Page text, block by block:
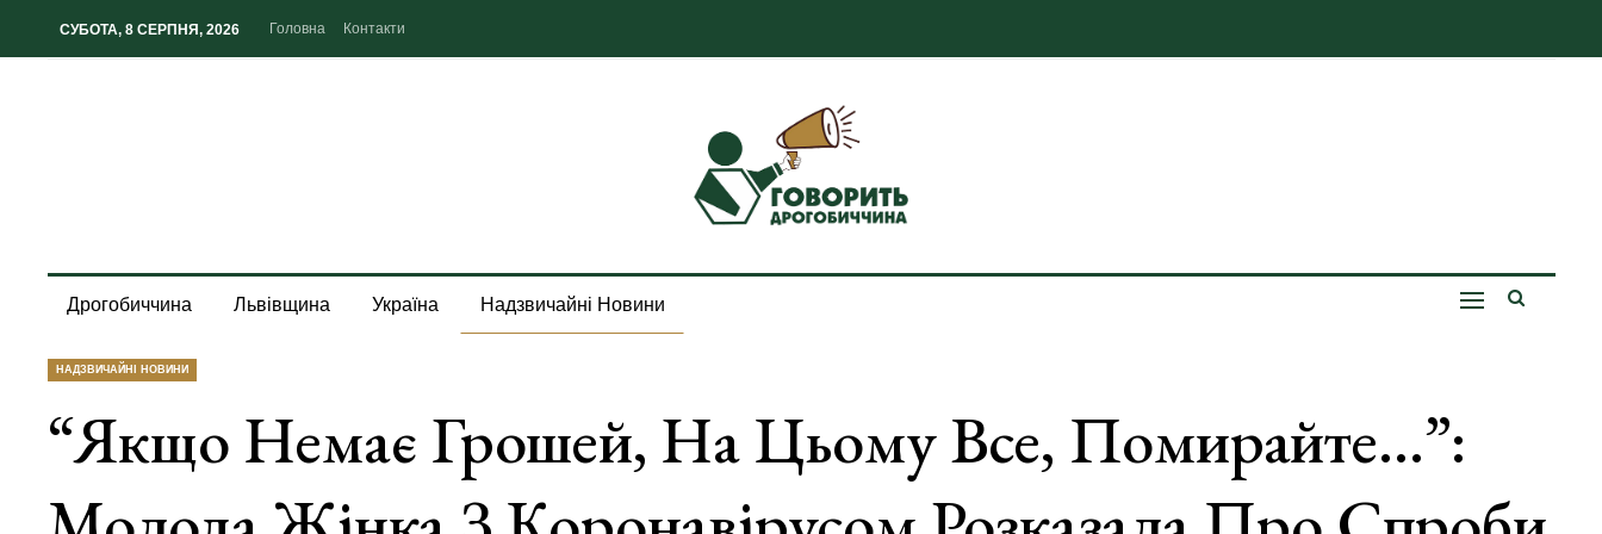
СУБОТА, 8 СЕРПНЯ, 2026 Головна Контакти
Дрогобиччина Львівщина Україна Надзвичайні Новини
НАДЗВИЧАЙНІ НОВИНИ
“Якщо Немає Грошей, На Цьому Все, Помирайте…”: